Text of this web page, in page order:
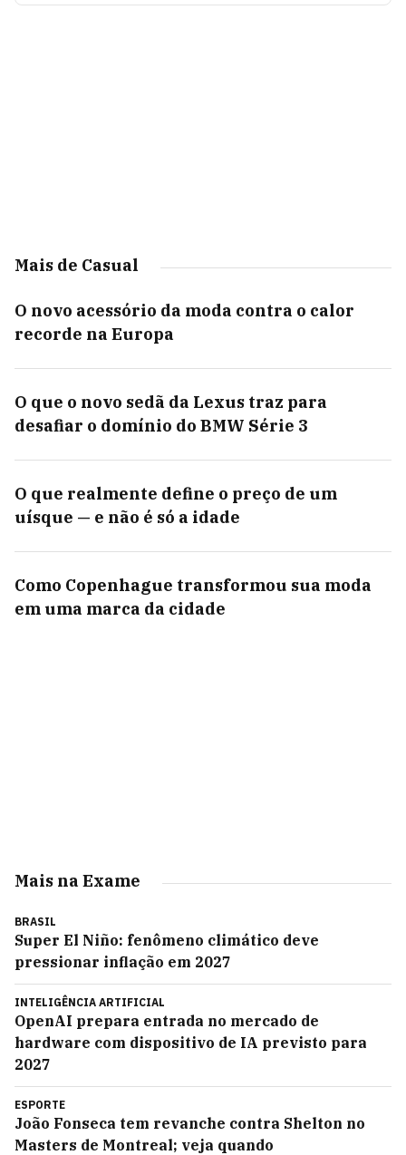
Mais de Casual
O novo acessório da moda contra o calor
recorde na Europa
O que o novo sedã da Lexus traz para
desafiar o domínio do BMW Série 3
O que realmente define o preço de um
uísque — e não é só a idade
Como Copenhague transformou sua moda
em uma marca da cidade
Mais na Exame
BRASIL
Super El Niño: fenômeno climático deve
pressionar inflação em 2027
INTELIGÊNCIA ARTIFICIAL
OpenAI prepara entrada no mercado de
hardware com dispositivo de IA previsto para
2027
ESPORTE
João Fonseca tem revanche contra Shelton no
Masters de Montreal; veja quando